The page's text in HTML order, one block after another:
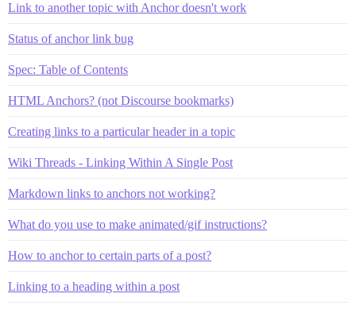
Link to another topic with Anchor doesn't work
Status of anchor link bug
Spec: Table of Contents
HTML Anchors? (not Discourse bookmarks)
Creating links to a particular header in a topic
Wiki Threads - Linking Within A Single Post
Markdown links to anchors not working?
What do you use to make animated/gif instructions?
How to anchor to certain parts of a post?
Linking to a heading within a post